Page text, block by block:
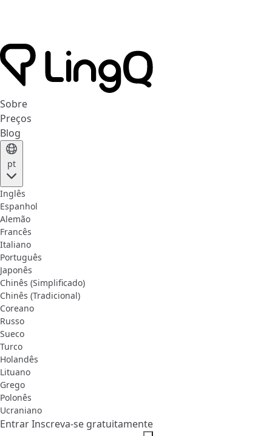
Sobre
Preços
Blog
pt
Inglês
Espanhol
Alemão
Francês
Italiano
Português
Japonês
Chinês (Simplificado)
Chinês (Tradicional)
Coreano
Russo
Sueco
Turco
Holandês
Lituano
Grego
Polonês
Ucraniano
EntrarInscreva-se gratuitamente